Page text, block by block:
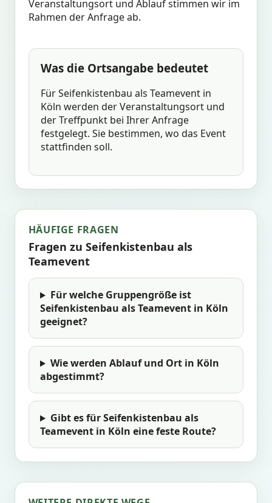
Veranstaltungsort und Ablauf stimmen wir im
Rahmen der Anfrage ab.
Was die Ortsangabe bedeutet
Für Seifenkistenbau als Teamevent in
Köln werden der Veranstaltungsort und
der Treffpunkt bei Ihrer Anfrage
festgelegt. Sie bestimmen, wo das Event
stattfinden soll.
HÄUFIGE FRAGEN
Fragen zu Seifenkistenbau als
Teamevent
Für welche Gruppengröße ist
Seifenkistenbau als Teamevent in Köln
geeignet?
Wie werden Ablauf und Ort in Köln
abgestimmt?
Gibt es für Seifenkistenbau als
Teamevent in Köln eine feste Route?